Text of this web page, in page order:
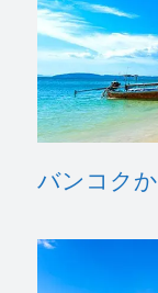
バンコク